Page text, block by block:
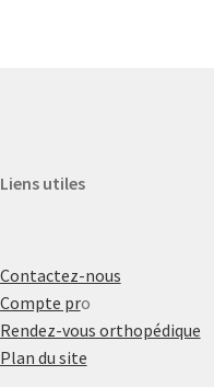
Liens utiles
Contactez-nous
Compte pro
Rendez-vous orthopédique
Plan du site